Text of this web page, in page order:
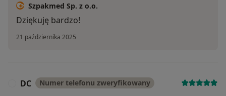
Szpakmed Sp. z o.o.
Dziękuję bardzo!
21 października 2025
DC Numer telefonu zweryfikowany